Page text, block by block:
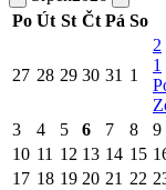
Po Út St Čt Pá So
27 28 29 30 31 1
2
1
3
4 5 6 7 8
9
10 11 12 13 14 15
17 18 19 20 21 22